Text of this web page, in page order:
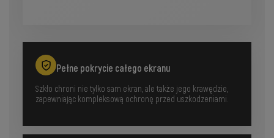
Pełne pokrycie całego ekranu
Szkło chroni nie tylko sam ekran, ale także jego krawędzie,
zapewniając kompleksową ochronę przed uszkodzeniami.